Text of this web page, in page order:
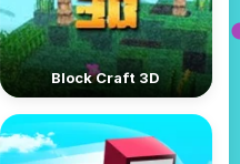
Block Craft 3D